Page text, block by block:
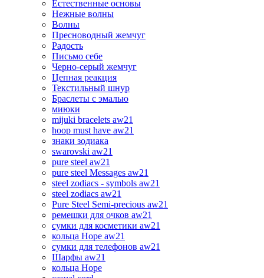
Естественные основы
Нежные волны
Волны
Пресноводный жемчуг
Радость
Письмо себе
Черно-серый жемчуг
Цепная реакция
Текстильный шнур
Браслеты с эмалью
миюки
mijuki bracelets aw21
hoop must have aw21
знаки зодиака
swarovski aw21
pure steel aw21
pure steel Messages aw21
steel zodiacs - symbols aw21
steel zodiacs aw21
Pure Steel Semi-precious aw21
ремешки для очков aw21
сумки для косметики aw21
кольца Hope aw21
сумки для телефонов aw21
Шарфы aw21
кольца Hope